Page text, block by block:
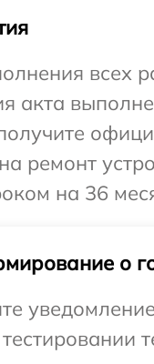
всех
акта
ремонт
на 36
о